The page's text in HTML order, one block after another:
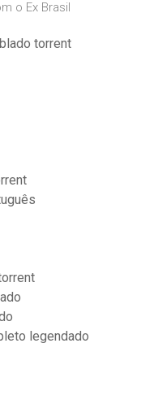
o Ex Brasil
torrent
legendado